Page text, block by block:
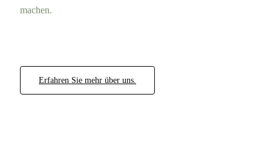
machen.
Erfahren Sie mehr über uns.